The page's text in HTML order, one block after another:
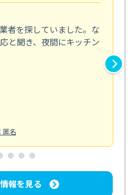
者を探していました。な
と聞き、夜間にキッチン
匿名
報を見る